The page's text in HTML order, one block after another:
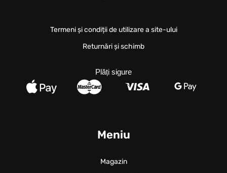
Meniu
Magazin
Termeni și condiții de utilizare a site-ului
Returnări și schimb
Plăți sigure